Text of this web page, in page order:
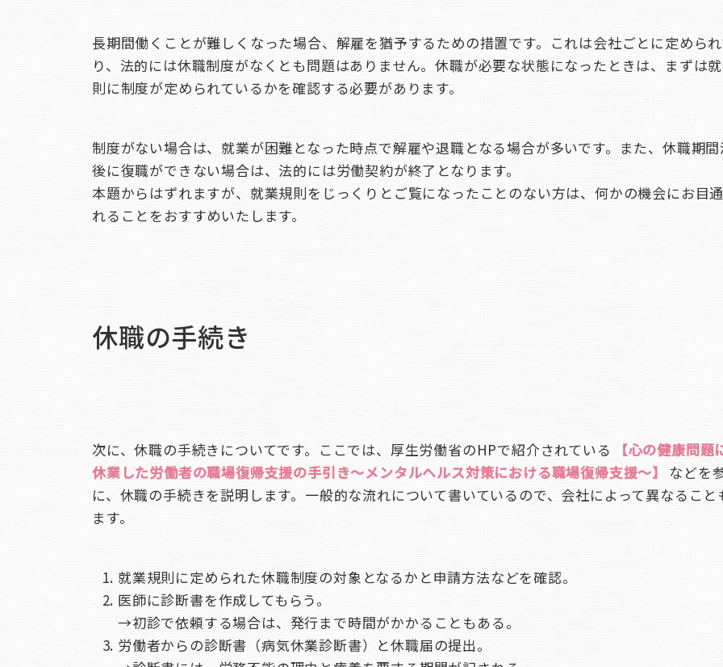
長期間働くことが難しくなった場合、解雇を猶予するための措置です。これは会社ごとに定めら
り、法的には休職制度がなくとも問題はありません。休職が必要な状態になったときは、まずは
則に制度が定められているかを確認する必要があります。
制度がない場合は、就業が困難となった時点で解雇や退職となる場合が多いです。また、休職期
後に復職ができない場合は、法的には労働契約が終了となります。
本題からはずれますが、就業規則をじっくりとご覧になったことのない方は、何かの機会にお目
れることをおすすめいたします。
休職の手続き
次に、休職の手続きについてです。ここでは、厚生労働省のHPで紹介されている
【心の健康問題
休業した労働者の職場復帰支援の手引き～メンタルヘルス対策における職場復帰支援～】
などを
に、休職の手続きを説明します。一般的な流れについて書いているので、会社によって異なること
ます。
就業規則に定められた休職制度の対象となるかと申請方法などを確認。
医師に診断書を作成してもらう。
→初診で依頼する場合は、発行まで時間がかかることもある。
労働者からの診断書（病気休業診断書）と休職届の提出。